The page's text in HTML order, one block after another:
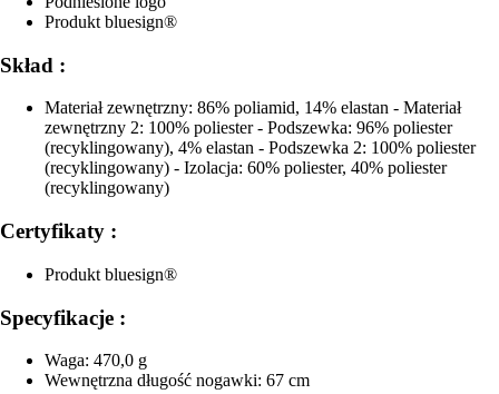
Produkt bluesign®
Skład :
Materiał zewnętrzny: 86% poliamid, 14% elastan - Materiał
zewnętrzny 2: 100% poliester - Podszewka: 96% poliester
(recyklingowany), 4% elastan - Podszewka 2: 100% poliester
(recyklingowany) - Izolacja: 60% poliester, 40% poliester
(recyklingowany)
Certyfikaty :
Produkt bluesign®
Specyfikacje :
Waga: 470,0 g
Wewnętrzna długość nogawki: 67 cm